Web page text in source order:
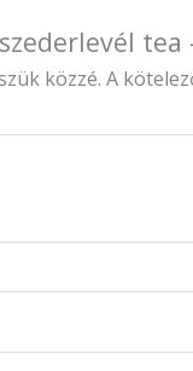
közzé. A